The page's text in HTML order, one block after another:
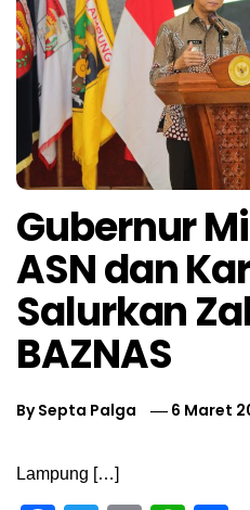
Gubernur
ASN dan
Salurkan
BAZNAS
BySepta Palga 6 Maret
Lampung […]